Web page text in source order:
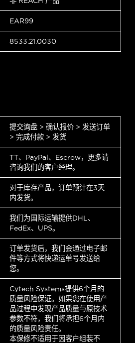
EAR99
8533.21.0030
提交询盘 > 确认报价 > 发送订单
> 完成付款 > 发货
TT、PayPal、Escrow，更多请
咨询我们的客户经理。
对于库存产品，订单预计在3天
内发货。
我们为国际运输提供DHL、
FedEx、UPS。
订单发货后，我们会通过电子邮
件等方式将快递运单号发送给
您。
Cytech Systems提供6个月的
质量风险保证。如果您在使用产
品过程中发现产品质量与原技术
参数不符，我们将承担6个月内
的质量风险责任。
本保修不适用于因客户组装不